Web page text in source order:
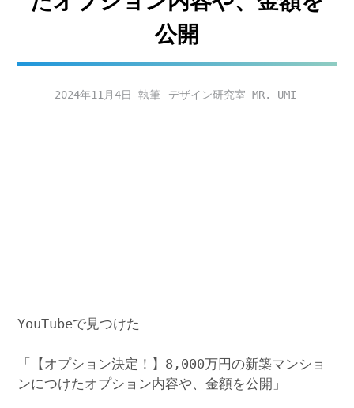
公開
2024年11月4日 デザイン研究室 MR. UMI
YouTubeで見つけた
「【オプション決定！】8,000万円の新築マンショ
ンにつけたオプション内容や、金額を公開」